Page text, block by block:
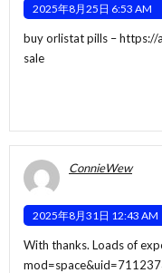
2025年8月25日 6:53 AM
buy orlistat pills –https://
sale
ConnieWew
2025年8月31日 12:43 AM
With thanks. Loads of